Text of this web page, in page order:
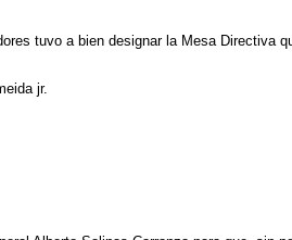
tuvo a bien designar la Mesa Directiva
jr.